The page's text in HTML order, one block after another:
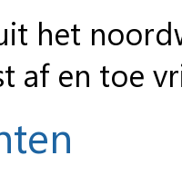
het
af en toe